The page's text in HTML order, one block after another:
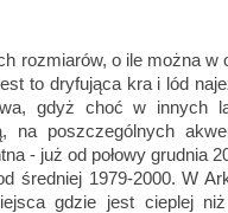
rozmiarów, o ile można w
to dryfująca kra i lód
gdyż choć w innych
na poszczególnych
- już od połowy grudnia
średniej 1979-2000. W
gdzie jest cieplej